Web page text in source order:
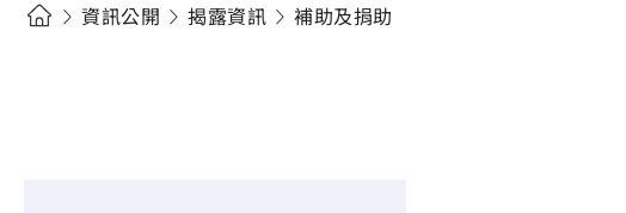
資訊公開 揭露資訊 補助及捐助